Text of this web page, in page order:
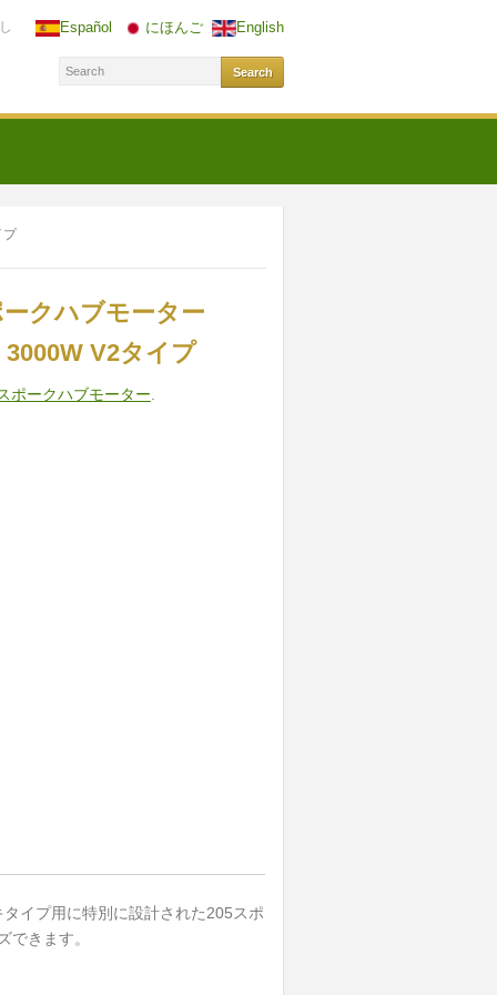
Español にほんご English
プ
クハブモーター
3000W V2タイプ
ポークハブモーター
イプ用に特別に設計された205スポ
できます。